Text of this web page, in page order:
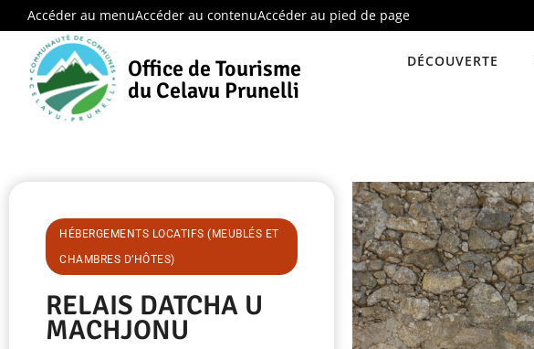
Accéder au menuAccéder au contenuAccéder au pied de page
Office de Tourisme
du Celavu Prunelli
DÉCOUVERTE
HÉBERGEMENTS LOCATIFS (MEUBLÉS ET
CHAMBRES D’HÔTES)
RELAIS DATCHA U
MACHJONU